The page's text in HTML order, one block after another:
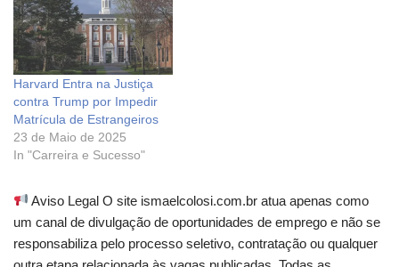
Harvard Entra na Justiça
contra Trump por Impedir
Matrícula de Estrangeiros
23 de Maio de 2025
In "Carreira e Sucesso"
Aviso Legal O site ismaelcolosi.com.br atua apenas como
um canal de divulgação de oportunidades de emprego e não se
responsabiliza pelo processo seletivo, contratação ou qualquer